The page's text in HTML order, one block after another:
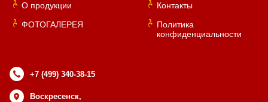
О продукции
ФОТОГАЛЕРЕЯ
Контакты
Политика
конфиденциальности
+7 (499) 340-38-15
Воскресенск,